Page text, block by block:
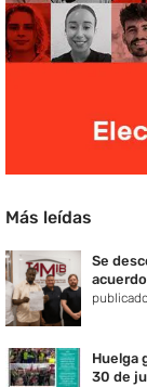
Más leídas
Se
acuerdo
Huelga
30 de